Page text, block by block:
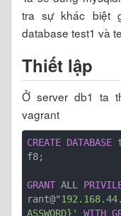
tra sự khác biệt
database test1 và
Thiết lập
Ở server db1 ta
vagrant
CREATE DATABASE
f8;
GRANT ALL
rant@
ASSWORD}'
WITH